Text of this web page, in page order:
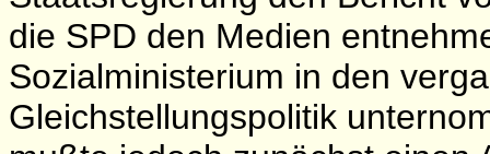
die SPD den Medien
Sozialministerium in den
Gleichstellungspolitik